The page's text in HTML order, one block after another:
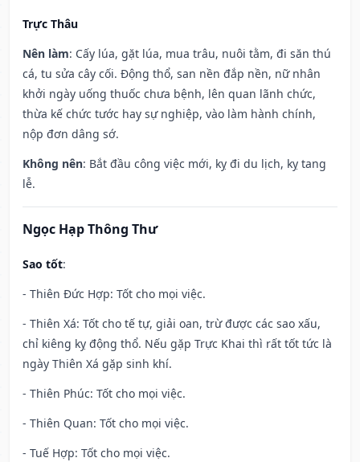
Trực Thâu
Nên làm: Cấy lúa, gặt lúa, mua trâu, nuôi tằm, đi săn thú
cá, tu sửa cây cối. Động thổ, san nền đắp nền, nữ nhân
khởi ngày uống thuốc chưa bệnh, lên quan lãnh chức,
thừa kế chức tước hay sự nghiệp, vào làm hành chính,
nộp đơn dâng sớ.
Không nên: Bắt đầu công việc mới, kỵ đi du lịch, kỵ tang
lễ.
Ngọc Hạp Thông Thư
Sao tốt:
- Thiên Đức Hợp: Tốt cho mọi việc.
- Thiên Xá: Tốt cho tế tự, giải oan, trừ được các sao xấu,
chỉ kiêng kỵ động thổ. Nếu gặp Trực Khai thì rất tốt tức là
ngày Thiên Xá gặp sinh khí.
- Thiên Phúc: Tốt cho mọi việc.
- Thiên Quan: Tốt cho mọi việc.
- Tuế Hợp: Tốt cho mọi việc.